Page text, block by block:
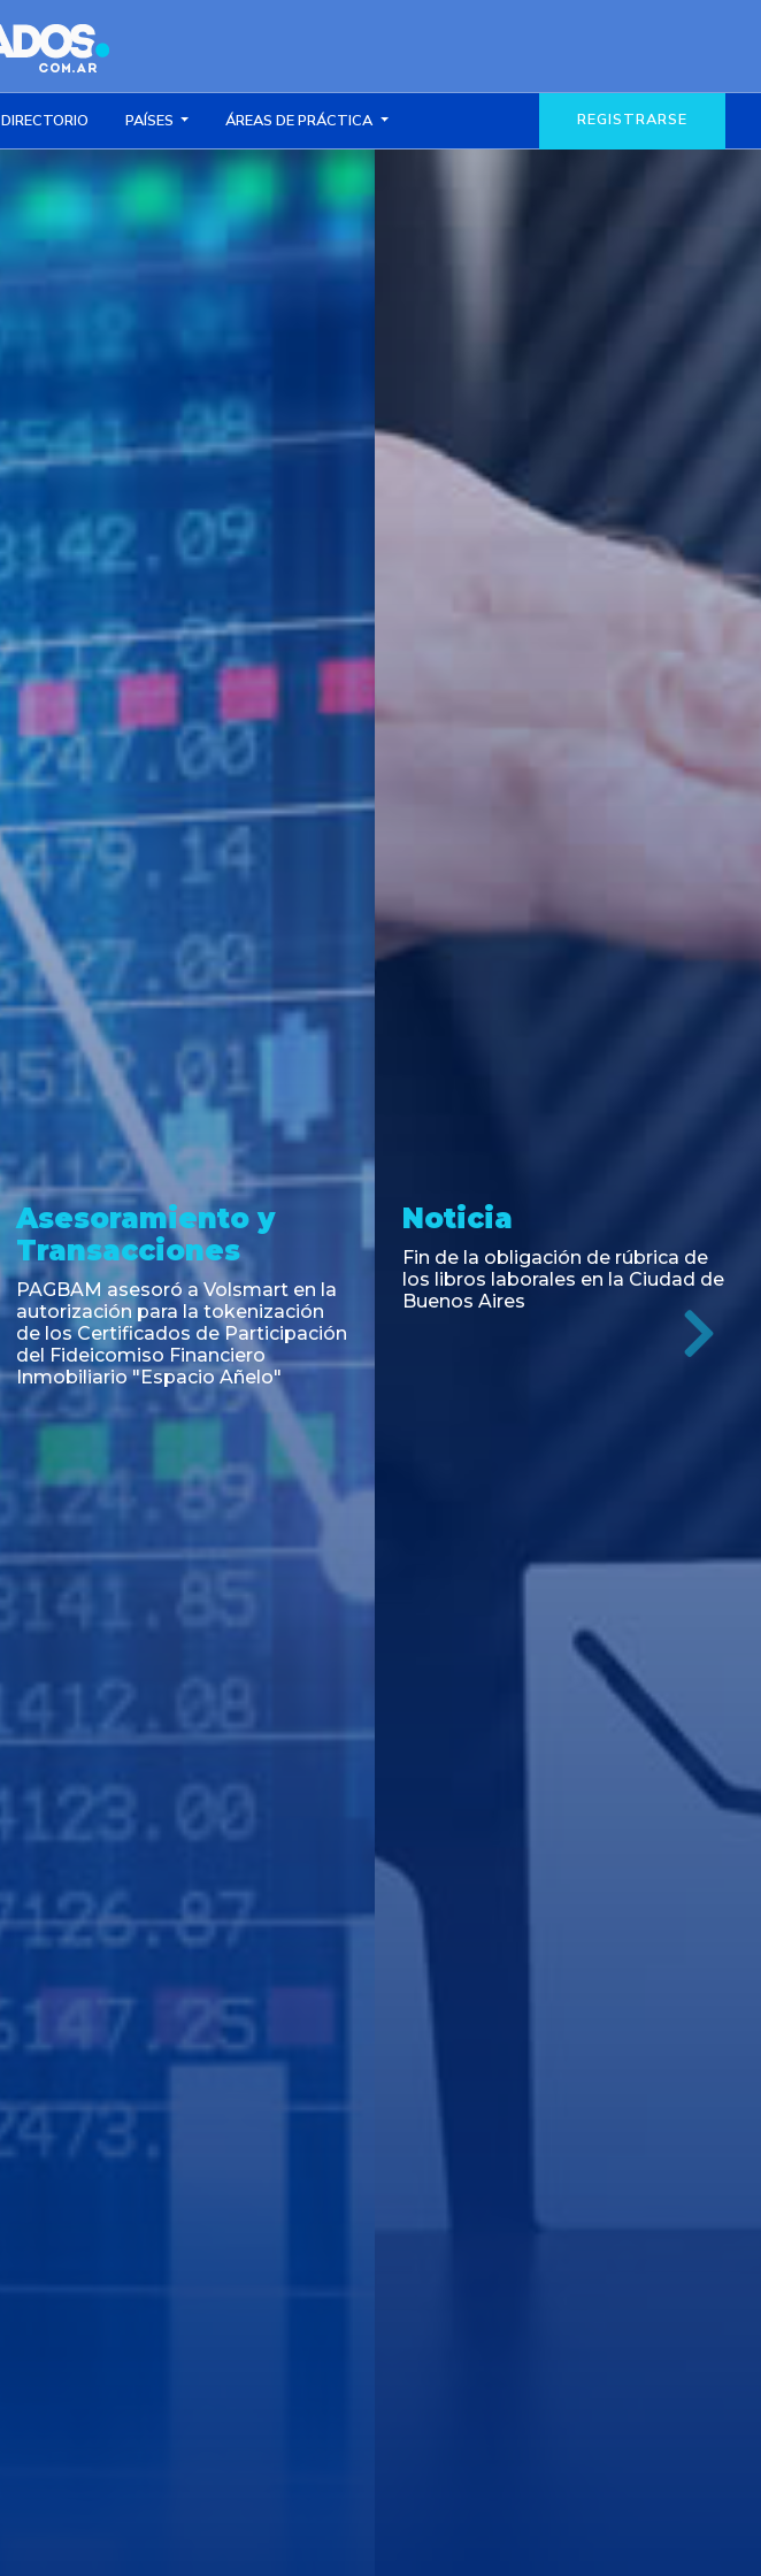
DIRECTORIO PAÍSES ÁREAS DE PRÁCTICA REGISTRARSE
Asesoramiento y
Transacciones
PAGBAM asesoró a Volsmart en la
autorización para la tokenización
de los Certificados de Participación
del Fideicomiso Financiero
Inmobiliario "Espacio Añelo"
Noticia
Fin de la obligación de rúbrica de
los libros laborales en la Ciudad de
Buenos Aires